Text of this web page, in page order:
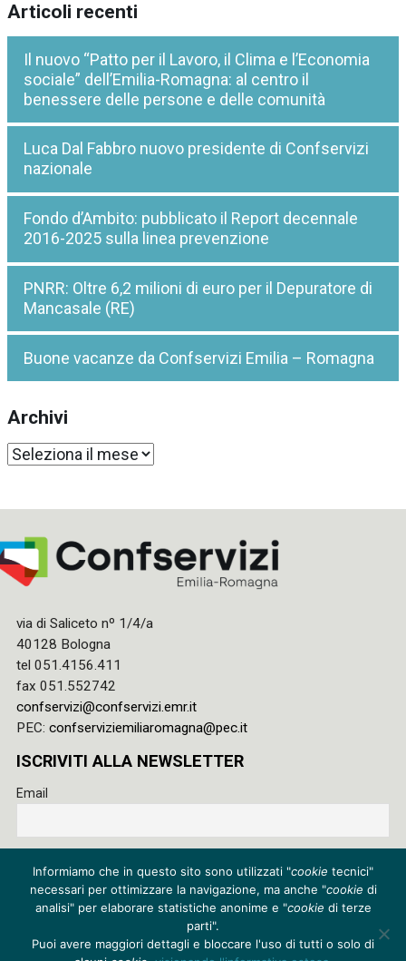
Articoli recenti
Il nuovo “Patto per il Lavoro, il Clima e l’Economia
sociale” dell’Emilia-Romagna: al centro il
benessere delle persone e delle comunità
Luca Dal Fabbro nuovo presidente di Confservizi
nazionale
Fondo d’Ambito: pubblicato il Report decennale
2016-2025 sulla linea prevenzione
PNRR: Oltre 6,2 milioni di euro per il Depuratore di
Mancasale (RE)
Buone vacanze da Confservizi Emilia – Romagna
Archivi
Archivi
via di Saliceto nº 1/4/a
40128 Bologna
tel 051.4156.411
fax 051.552742
confservizi@confservizi.emr.it
PEC: confserviziemiliaromagna@pec.it
ISCRIVITI ALLA NEWSLETTER
Email
al trattamento dei miei dati
Privacy policy
Cookie policy
Informiamo che in questo sito sono utilizzati "cookie tecnici"
necessari per ottimizzare la navigazione, ma anche "cookie di
analisi" per elaborare statistiche anonime e "cookie di terze
parti".
Puoi avere maggiori dettagli e bloccare l'uso di tutti o solo di